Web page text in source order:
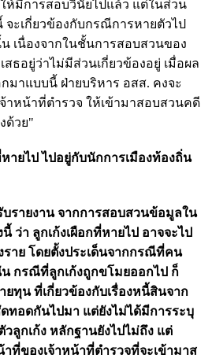
ห้มีการสอบวินัยไปแล้ว แต่ในส่วน
จะเกี่ยวข้องกับกรณีการหายตัวไป
เนื่องจากในชั้นการสอบสวนของ
สธอยู่ว่าไม่มีส่วนเกี่ยวข้องอยู่ เมื่อผล
มาแบบนี้ ฝ่ายบริหาร อสส. คงจะ
าหน้าที่ตำรวจ ให้เข้ามาสอบสวนคดี
ด้วย"
หายไป ไปอยู่กับนักการเมืองท้องถิ่น
รายงาน จากการสอบสวนข้อมูลใน
นี้ ว่า ลูกเก้งเผือกที่หายไป อาจจะไป
าย โดยตั้งประเด็นจากกรณีที่คน
น กรณีที่ลูกเก้งถูกขโมยออกไป ก็
ยทุน ที่เกี่ยวข้องกับเรื่องหนี้สินจาก
ทอดกันไปมา แต่ยังไม่ได้มีการระบุ
วลูกเก้ง หลักฐานยังไปไม่ถึง แต่
าที่ของเจ้าหน้าที่ตำรวจที่จะเข้ามาส